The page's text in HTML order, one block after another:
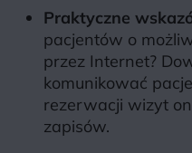
Praktyczne
pacjentów o
przez Internet?
komunikować
rezerwacji wizyt
zapisów.